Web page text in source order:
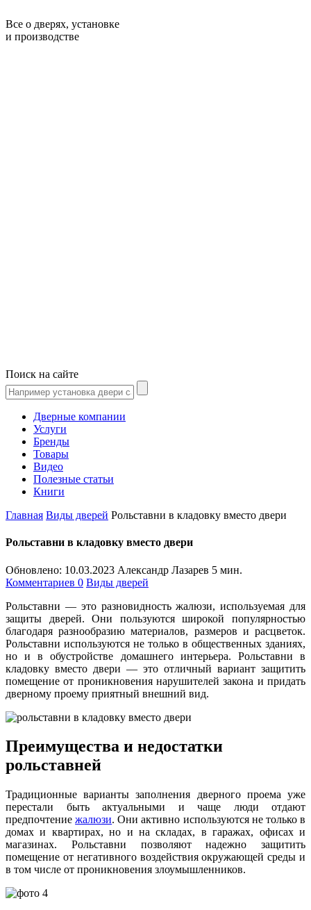
Все о дверях, установке
и производстве
Поиск на сайте
Дверные компании
Услуги
Бренды
Товары
Видео
Полезные статьи
Книги
Главная Виды дверей Рольставни в кладовку вместо двери
Рольставни в кладовку вместо двери
Обновлено: 10.03.2023 Александр Лазарев 5 мин.
Комментариев 0 Виды дверей
Рольставни — это разновидность жалюзи, используемая для
защиты дверей. Они пользуются широкой популярностью
благодаря разнообразию материалов, размеров и расцветок.
Рольставни используются не только в общественных зданиях,
но и в обустройстве домашнего интерьера. Рольставни в
кладовку вместо двери — это отличный вариант защитить
помещение от проникновения нарушителей закона и придать
дверному проему приятный внешний вид.
Преимущества и недостатки
рольставней
Традиционные варианты заполнения дверного проема уже
перестали быть актуальными и чаще люди отдают
предпочтениежалюзи. Они активно используются не только в
домах и квартирах, но и на складах, в гаражах, офисах и
магазинах. Рольставни позволяют надежно защитить
помещение от негативного воздействия окружающей среды и
в том числе от проникновения злоумышленников.